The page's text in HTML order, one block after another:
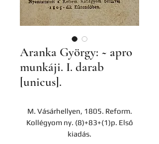
Aranka György: ~ apro
munkáji. I. darab
[unicus].
M. Vásárhellyen, 1805. Reform.
Kollégyom ny. (8)+83+(1)p. Első
kiadás.